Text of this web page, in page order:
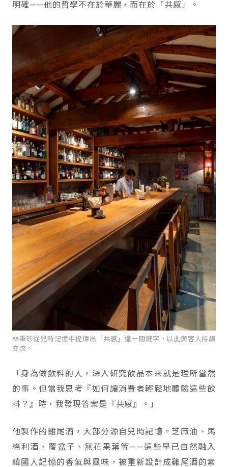
明確——他的哲學不在於華麗，而在於「共感」。
林秉珍從兒時記憶中提煉出「共感」這一關鍵字，以此與客人持續
交流。
「身為做飲料的人，深入研究飲品本來就是理所當然
的事。但當我思考『如何讓消費者輕鬆地體驗這些飲
料？』時，我發現答案是『共感』。」
他製作的雞尾酒，大部分源自兒時記憶。芝麻油、馬
格利酒、覆盆子、無花果葉等——這些早已自然融入
韓國人記憶的香氣與風味，被重新設計成雞尾酒的素